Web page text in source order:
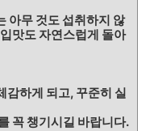
아무 것도 섭취하지 않
맛도 자연스럽게 돌아
감하게 되고, 꾸준히 실
꼭 챙기시길 바랍니다.